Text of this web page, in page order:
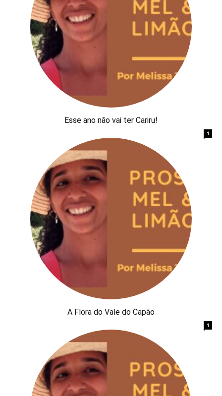
Esse ano não vai ter Cariru!
1
A Flora do Vale do Capão
1